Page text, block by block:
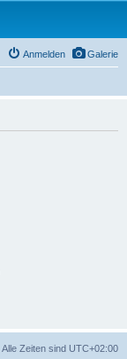
Galerie
Anmelden
Alle Zeiten sind UTC+02:00